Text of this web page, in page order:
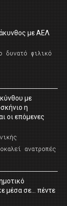
με ΑΕΛ
δυνατό φιλικό
με
η
οι επόμενες
ανατροπές
μέσα σε… πέντε